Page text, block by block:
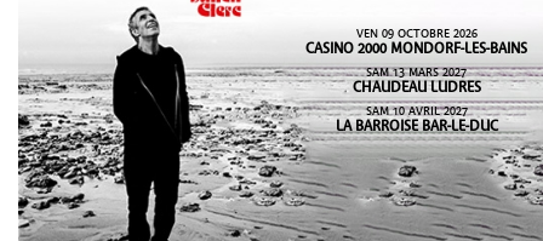
VEN 09 OCTOBRE 2026
CASINO 2000 MONDORF-LES-BAINS
SAM 13 MARS 2027
CHAUDEAU LUDRES
SAM 10 AVRIL 2027
LA BARROISE BAR-LE-DUC